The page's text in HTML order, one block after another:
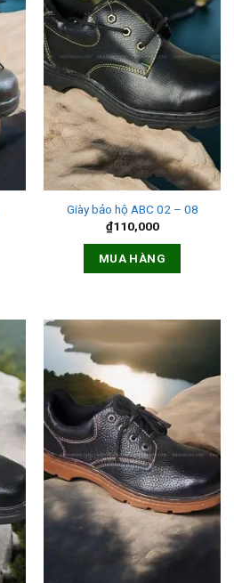
Giày bảo hộ ABC 02 – 08
₫110,000
MUA HÀNG